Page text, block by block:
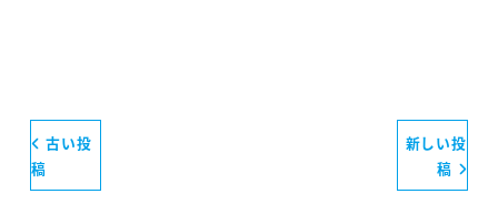
古い投
稿
新しい投
稿